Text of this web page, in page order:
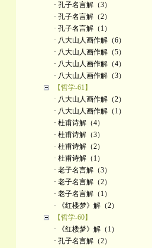
· 孔子名言解（3）
· 孔子名言解（2）
· 孔子名言解（1）
· 八大山人画作解（6）
· 八大山人画作解（5）
· 八大山人画作解（4）
· 八大山人画作解（3）
【哲学-61】
· 八大山人画作解（2）
· 八大山人画作解（1）
· 杜甫诗解（4）
· 杜甫诗解（3）
· 杜甫诗解（2）
· 杜甫诗解（1）
· 老子名言解（3）
· 老子名言解（2）
· 老子名言解（1）
· 《红楼梦》解（2）
【哲学-60】
· 《红楼梦》解（1）
· 孔子名言解（2）